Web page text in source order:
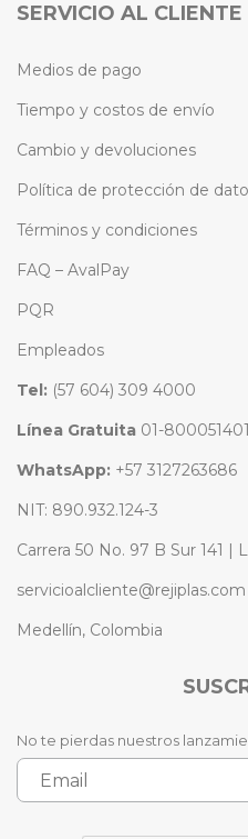
SERVICIO AL CLIENTE
Medios de pago
Tiempo y costos de envío
Cambio y devoluciones
Política de protección de
Términos y condiciones
FAQ – AvalPay
PQR
Empleados
Tel: (57 604) 309 4000
Línea Gratuita 01-
WhatsApp: +57 3127263686
NIT: 890.932.124-3
Carrera 50 No. 97 B Sur 141 |
servicioalcliente@rejiplas.com
Medellín, Colombia
No te pierdas nuestros